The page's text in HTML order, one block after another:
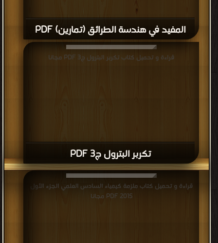
المفيد في هندسة الطرائق (تمارين) PDF
تكربر البترول ج3 PDF
قراءة و تحميل كتاب تكربر البترول ج3 PDF مجانا
قراءة و تحميل كتاب ملزمة كيمياء السادس العلمي الجزء الأول
2015 PDF مجانا